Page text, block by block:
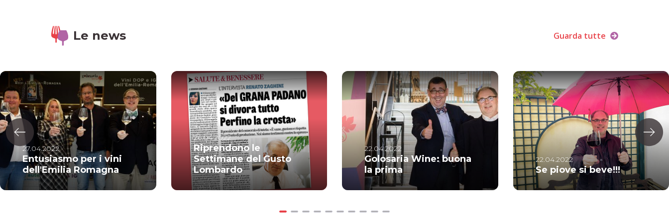
Le news Guarda tutte
27.04.2022
Entusiasmo per i vini
dell'Emilia Romagna
26.04.2022
Riprendono le
Settimane del Gusto
Lombardo
22.04.2022
Golosaria Wine: buona
la prima
22.04.2022
Se piove si beve!!!